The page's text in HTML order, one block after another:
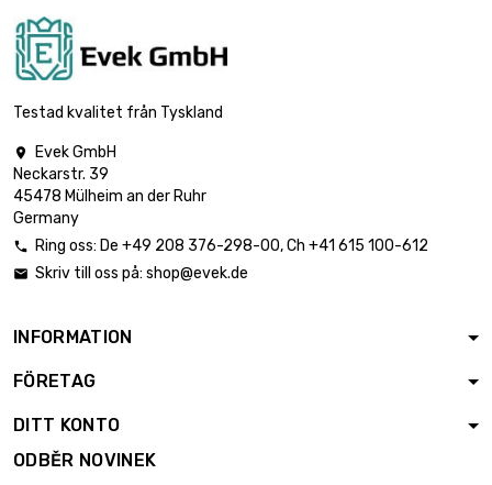
Testad kvalitet från Tyskland

Evek GmbH
Neckarstr. 39
45478 Mülheim an der Ruhr
Germany
 Ring oss: De +49 208 376-298-00, Ch +41 615 100-612
 Skriv till oss på: shop@evek.de
INFORMATION
FÖRETAG
DITT KONTO
ODBĚR NOVINEK